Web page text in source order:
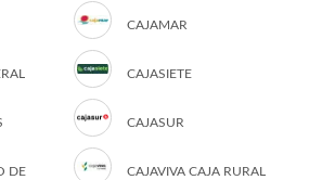
DE
CAJAMAR
CAJASIETE
CAJASUR
CAJAVIVA CAJA RURAL